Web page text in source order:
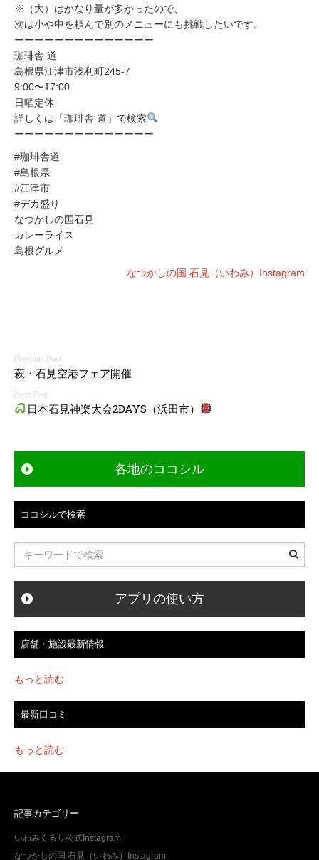
※（大）はかなり量が多かったので、
次は小や中を頼んで別のメニューにも挑戦したいです。
ーーーーーーーーーーーーーー
珈琲舎 道
島根県江津市浅利町245-7
9:00〜17:00
日曜定休
詳しくは「珈琲舎 道」で検索
ーーーーーーーーーーーーーー
#珈琲舎道
#島根県
#江津市
#デカ盛り
なつかしの国石見
カレーライス
島根グルメ
なつかしの国 石見（いわみ）Instagram
投
稿
ナ
ビ
ゲ
ー
シ
ョ
ン
萩・石見空港フェア開催
日本石見神楽大会2DAYS（浜田市）
各地のココシル
ココシルで検索
アプリの使い方
店舗・施設最新情報
もっと読む
最新口コミ
もっと読む
記事カテゴリー
いわみくるり公式Instagram
なつかしの国 石見（いわみ）Instagram